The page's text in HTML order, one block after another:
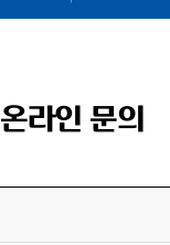
온라인 문의